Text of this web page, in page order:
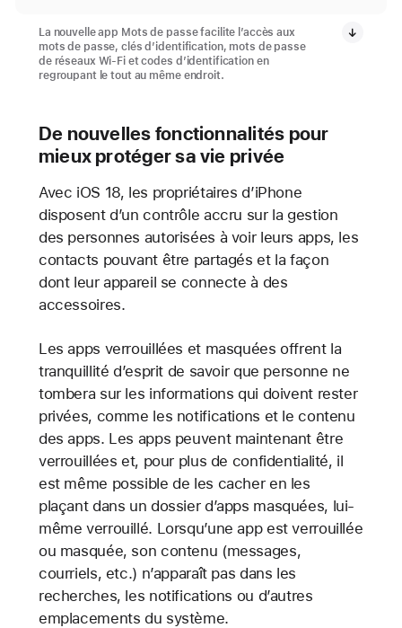
La nouvelle app Mots de passe facilite l’accès aux
mots de passe, clés d’identification, mots de passe
de réseaux Wi-Fi et codes d’identification en
regroupant le tout au même endroit.
De nouvelles fonctionnalités pour
mieux protéger sa vie privée
Avec iOS 18, les propriétaires d’iPhone
disposent d’un contrôle accru sur la gestion
des personnes autorisées à voir leurs apps, les
contacts pouvant être partagés et la façon
dont leur appareil se connecte à des
accessoires.
Les apps verrouillées et masquées offrent la
tranquillité d’esprit de savoir que personne ne
tombera sur les informations qui doivent rester
privées, comme les notifications et le contenu
des apps. Les apps peuvent maintenant être
verrouillées et, pour plus de confidentialité, il
est même possible de les cacher en les
plaçant dans un dossier d’apps masquées, lui-
même verrouillé. Lorsqu’une app est verrouillée
ou masquée, son contenu (messages,
courriels, etc.) n’apparaît pas dans les
recherches, les notifications ou d’autres
emplacements du système.